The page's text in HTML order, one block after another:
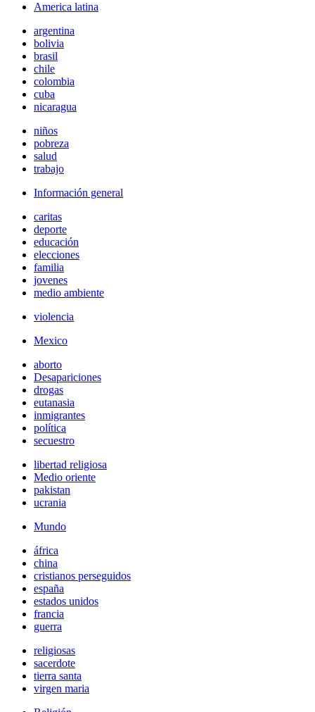
America latina
argentina
bolivia
brasil
chile
colombia
cuba
nicaragua
niños
pobreza
salud
trabajo
Información general
caritas
deporte
educación
elecciones
familia
jovenes
medio ambiente
violencia
Mexico
aborto
Desapariciones
drogas
eutanasia
inmigrantes
política
secuestro
libertad religiosa
Medio oriente
pakistan
ucrania
Mundo
áfrica
china
cristianos perseguidos
españa
estados unidos
francia
guerra
religiosas
sacerdote
tierra santa
virgen maria